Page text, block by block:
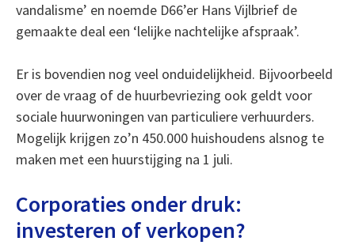
vandalisme’ en noemde D66’er Hans Vijlbrief de
gemaakte deal een ‘lelijke nachtelijke afspraak’.
Er is bovendien nog veel onduidelijkheid. Bijvoorbeeld
over de vraag of de huurbevriezing ook geldt voor
sociale huurwoningen van particuliere verhuurders.
Mogelijk krijgen zo’n 450.000 huishoudens alsnog te
maken met een huurstijging na 1 juli.
Corporaties onder druk:
investeren of verkopen?